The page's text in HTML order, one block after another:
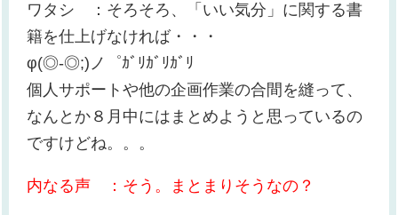
ワタシ ：そろそろ、「いい気分」に関する書
籍を仕上げなければ・・・
φ(◎-◎;)ノ゜ｶﾞﾘｶﾞﾘｶﾞﾘ
個人サポートや他の企画作業の合間を縫って、
なんとか８月中にはまとめようと思っているの
ですけどね。。。
内なる声 ：そう。まとまりそうなの？